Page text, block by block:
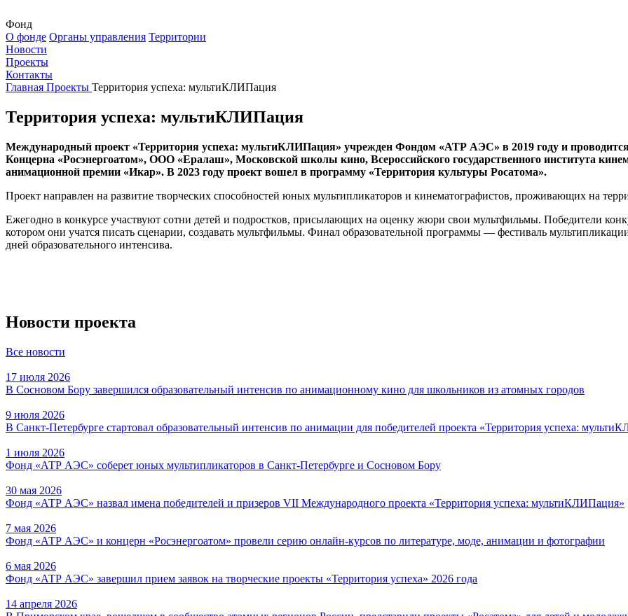
Фонд
О фонде Органы управления Территории
Новости
Проекты
Контакты
Главная Проекты Территория успеха: мультиКЛИПация
Территория успеха: мультиКЛИПация
Международный проект «Территория успеха: мультиКЛИПация» учрежден Фондом «АТР АЭС» в 2019 году и
Концерна «Росэнергоатом», ООО «Ералаш», Московской школы кино, Всероссийского государственного института
анимационной премии «Икар». В 2023 году проект вошел в программу «Территория культуры Росатома».
Проект направлен на развитие творческих способностей юных мультипликаторов и кинематографистов, проживающих на
Ежегодно в конкурсе участвуют сотни детей и подростков, присылающих на оценку жюри свои мультфильмы. Победители
котором они учатся писать сценарии, создавать мультфильмы. Финал образовательной программы — фестиваль
дней образовательного интенсива.
Новости проекта
Все новости
17 июля 2026
В Сосновом Бору завершился образовательный интенсив по анимационному кино для школьников из атомных городов
9 июля 2026
В Санкт-Петербурге стартовал образовательный интенсив по анимации для победителей проекта «Территория успеха:
1 июля 2026
Фонд «АТР АЭС» соберет юных мультипликаторов в Санкт-Петербурге и Сосновом Бору
30 мая 2026
Фонд «АТР АЭС» назвал имена победителей и призеров VII Международного проекта «Территория успеха: мультиКЛИПация»
7 мая 2026
Фонд «АТР АЭС» и концерн «Росэнергоатом» провели серию онлайн-курсов по литературе, моде, анимации и фотографии
6 мая 2026
Фонд «АТР АЭС» завершил прием заявок на творческие проекты «Территория успеха» 2026 года
14 апреля 2026